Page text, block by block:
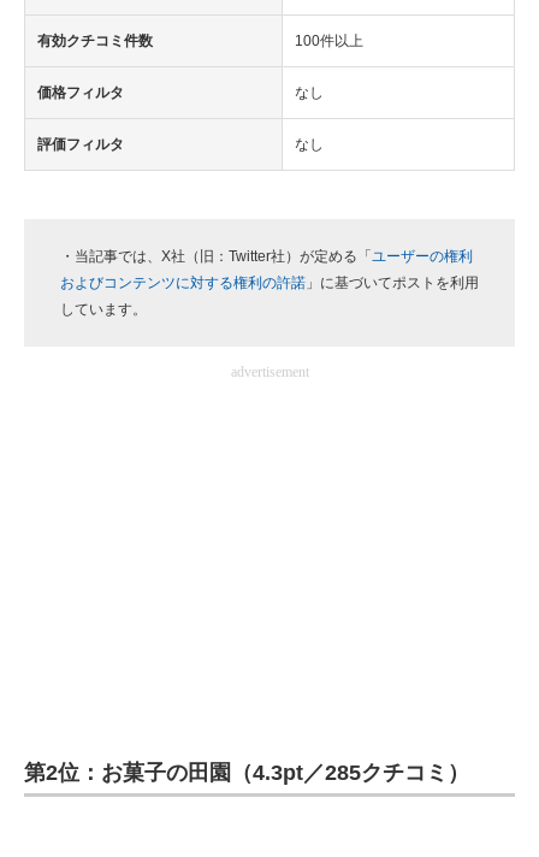
有効クチコミ件数 100件以上
価格フィルタ なし
評価フィルタ なし
・当記事では、X社（旧：Twitter社）が定める「 ユーザーの権利
およびコンテンツに対する権利の許諾 」に基づいてポストを利用
しています。
advertisement
第2位：お菓子の田園（4.3pt／285クチコミ）